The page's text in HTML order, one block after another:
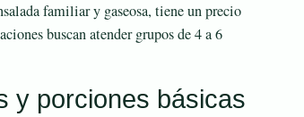
familiar y gaseosa, tiene un precio
buscan atender grupos de 4 a 6
y porciones básicas